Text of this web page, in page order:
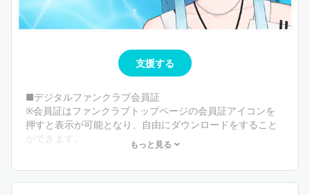
支援する
■デジタルファンクラブ会員証
※会員証はファンクラブトップページの会員証アイコンを
押すと表示が可能となり、自由にダウンロードをすること
ができます。
■春夏秋冬 季節のデジタルスマホ壁紙お届け
■みみのんラジオお届け
もっと見る